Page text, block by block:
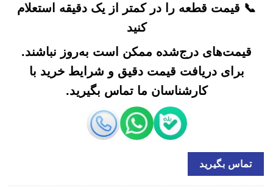
📞 قیمت قطعه را در کمتر از یک دقیقه استعلام
کنید
قیمت‌های درج‌شده ممکن است به‌روز نباشند.
برای دریافت قیمت دقیق و شرایط خرید با
کارشناسان ما تماس بگیرید.
تماس بگیرید